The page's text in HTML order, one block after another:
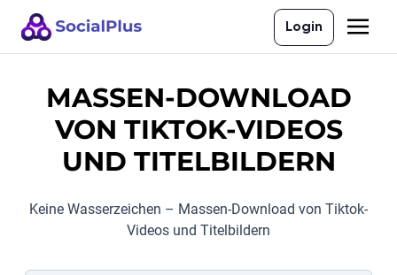
Login
MASSEN-DOWNLOAD
VON TIKTOK-VIDEOS
UND TITELBILDERN
Keine Wasserzeichen – Massen-Download von Tiktok-
Videos und Titelbildern